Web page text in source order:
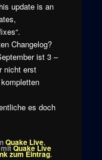
update is an
Changelog?
ist 3 –
nicht erst
es doch
Quake Live,
mitQuake Live
zum Eintrag.